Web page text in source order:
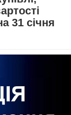
31 січня